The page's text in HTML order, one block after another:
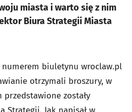
miasta i warto się z nim
Biura Strategii Miasta
numerem biuletynu wroclaw.pl
otrzymali broszury, w
zostały